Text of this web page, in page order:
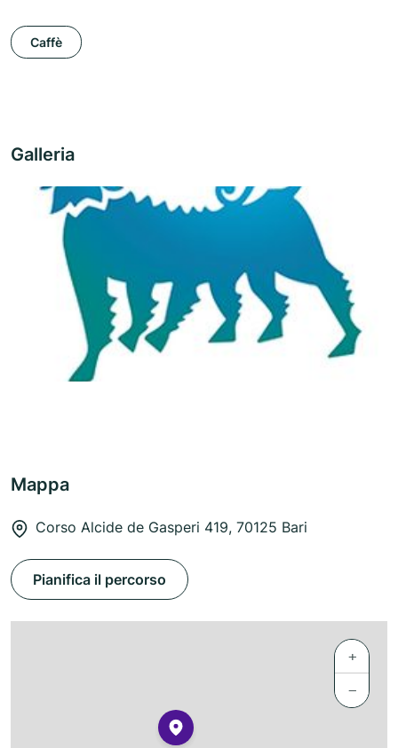
Caffè
Galleria
Mappa
Corso Alcide de Gasperi 419, 70125 Bari
Pianifica il percorso
+
−